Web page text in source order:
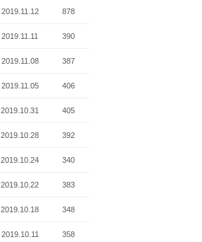
2019.11.12 878
2019.11.11 390
2019.11.08 387
2019.11.05 406
2019.10.31 405
2019.10.28 392
2019.10.24 340
2019.10.22 383
2019.10.18 348
2019.10.11 358